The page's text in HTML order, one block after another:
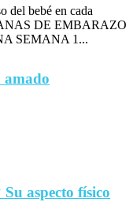
del bebé en cada
DE EMBARAZO
SEMANA 1...
amado
aspecto físico